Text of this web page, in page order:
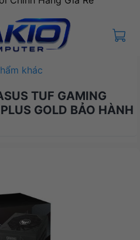
khác
TUF GAMING
GOLD BẢO HÀNH